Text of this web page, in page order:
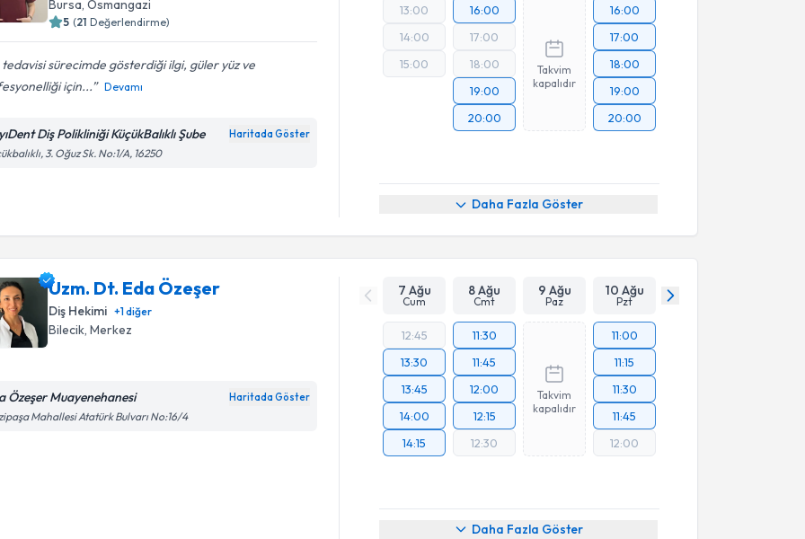
Bursa, Osmangazi
5 (21 Değerlendirme)
tedavisi sürecimde gösterdiği ilgi, güler yüz ve
için...
Devamı
Diş Polikliniği KüçükBalıklı Şube Haritada Göster
3. Oğuz Sk. No:1/A, 16250
13:00
14:00
15:00
16:00
17:00
18:00
19:00
20:00
Takvim
kapalıdır
16:00
17:00
18:00
19:00
20:00
Daha Fazla Göster
Uzm. Dt. Eda Özeşer
Diş Hekimi +1diğer
Bilecik , Merkez
Özeşer Muayenehanesi Haritada Göster
Mahallesi Atatürk Bulvarı No:16/4
7 Ağu
Cum
8 Ağu
Cmt
9 Ağu
Paz
10 Ağu
Pzt
12:45
13:30
13:45
14:00
14:15
11:30
11:45
12:00
12:15
12:30
Takvim
kapalıdır
11:00
11:15
11:30
11:45
12:00
Daha Fazla Göster